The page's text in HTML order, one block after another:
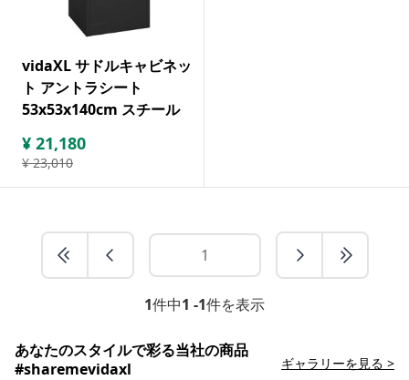
vidaXL サドルキャビネッ
ト アントラシート
53x53x140cm スチール
¥ 21,180
¥ 23,010
1件中1 -1件を表示
あなたのスタイルで彩る当社の商品
#sharemevidaxl
ギャラリーを見る >